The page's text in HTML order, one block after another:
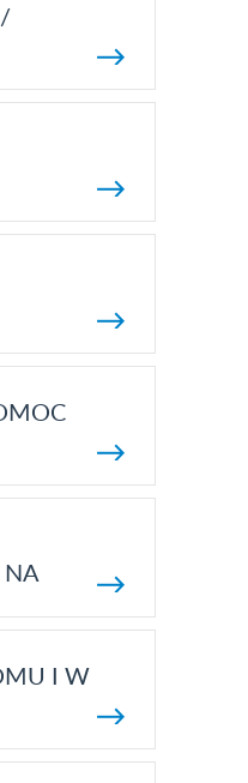
NA
I W